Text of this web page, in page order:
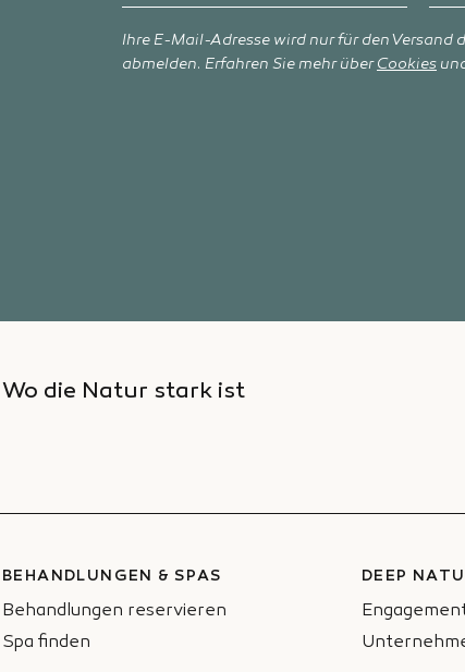
Ihre E-Mail-Adresse wird nur für den Versand
abmelden. Erfahren Sie mehr überCookies
Wo die Natur stark ist
BEHANDLUNGEN & SPAS
Behandlungen reservieren
Spa finden
DEEP